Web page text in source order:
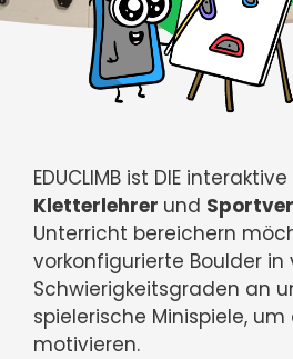
EDUCLIMB ist DIE
Kletterlehrer und
Unterricht bereichern
vorkonfigurierte Boulder
Schwierigkeitsgraden an
spielerische Minispiele,
motivieren.